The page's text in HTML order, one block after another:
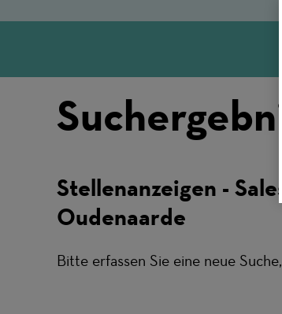
Stellenanzeigen - Sales
Oudenaarde
Bitte erfassen Sie eine neue